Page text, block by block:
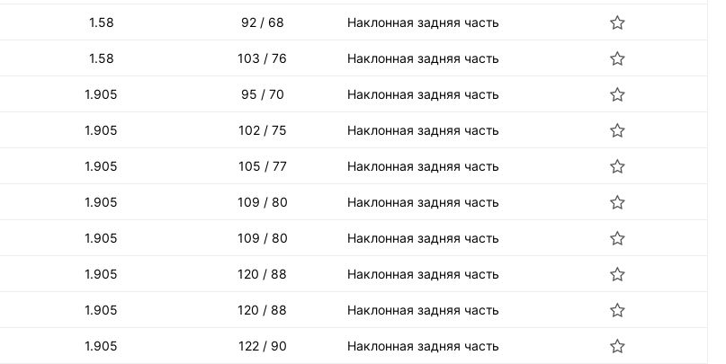
1.58 92 / 68 Наклонная задняя часть
1.58 103 / 76 Наклонная задняя часть
1.905 95 / 70 Наклонная задняя часть
1.905 102 / 75 Наклонная задняя часть
1.905 105 / 77 Наклонная задняя часть
1.905 109 / 80 Наклонная задняя часть
1.905 109 / 80 Наклонная задняя часть
1.905 120 / 88 Наклонная задняя часть
1.905 120 / 88 Наклонная задняя часть
1.905 122 / 90 Наклонная задняя часть